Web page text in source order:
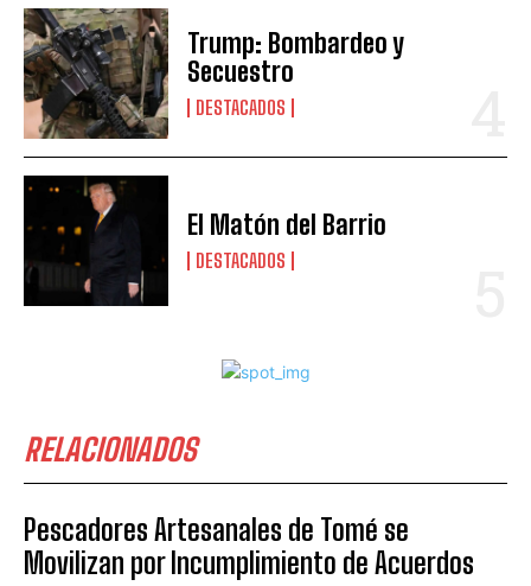
Trump: Bombardeo y
Secuestro
DESTACADOS
El Matón del Barrio
DESTACADOS
RELACIONADOS
Pescadores Artesanales de Tomé se
Movilizan por Incumplimiento de Acuerdos